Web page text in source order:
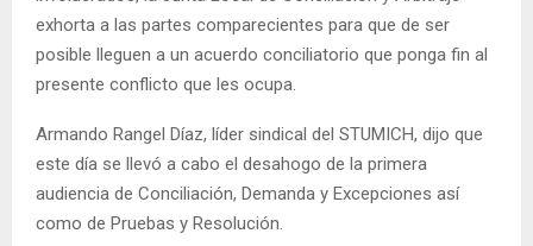
exhorta a las partes comparecientes para que de ser
posible lleguen a un acuerdo conciliatorio que ponga fin al
presente conflicto que les ocupa.
Armando Rangel Díaz, líder sindical del STUMICH, dijo que
este día se llevó a cabo el desahogo de la primera
audiencia de Conciliación, Demanda y Excepciones así
como de Pruebas y Resolución.